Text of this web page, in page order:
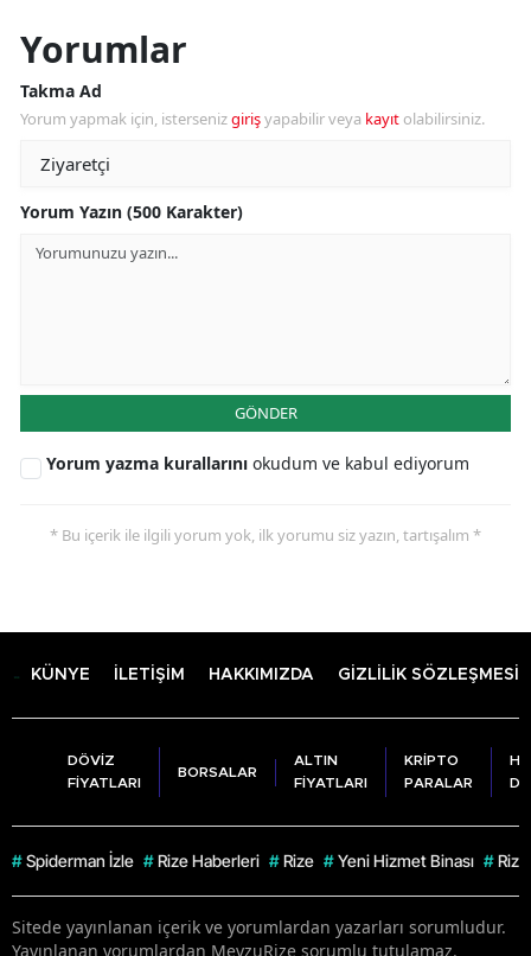
Yorumlar
Takma Ad
Yorum yapmak için, istersenizgirişyapabilir veya kayıt olabilirsiniz.
Yorum Yazın (500 Karakter)
GÖNDER
Yorum yazma kurallarını okudum ve kabul ediyorum
* Bu içerik ile ilgili yorum yok, ilk yorumu siz yazın, tartışalım *
KÜNYE İLETİŞİM HAKKIMIZDA GİZLİLİK SÖZLEŞMESİ
DÖVİZ
FİYATLARI
BORSALAR
ALTIN
FİYATLARI
KRİPTO
PARALAR
# Spiderman İzle # Rize Haberleri # Rize # Yeni Hizmet Binası #
Sitede yayınlanan içerik ve yorumlardan yazarları sorumludur.
Yayınlanan yorumlardan MevzuRize sorumlu tutulamaz.